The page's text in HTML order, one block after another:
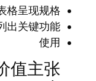
呈现规格。.
关键功能。.
使用
值主张